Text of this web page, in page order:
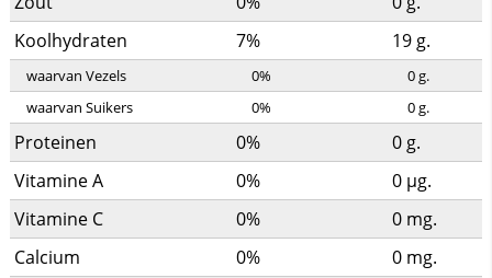
Koolhydraten
7% 19 g.
waarvan Vezels 0% 0g.
waarvan Suikers
0% 0g.
Proteinen 0% 0 g.
Vitamine A
0% 0 µg.
Vitamine C
0% 0 mg.
Calcium
0% 0 mg.